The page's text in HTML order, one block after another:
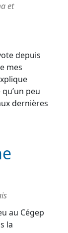
et
depuis
mes
peu
dernières
au Cégep
la